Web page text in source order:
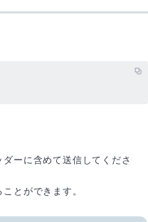
ーに含めて送信してくださ
とができます。